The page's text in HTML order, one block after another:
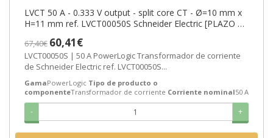
LVCT 50 A - 0.333 V output - split core CT - Ø=10 mm x
H=11 mm ref. LVCT00050S Schneider Electric [PLAZO 3-
67,40€ 60,41€
LVCT00050S | 50 A PowerLogic Transformador de corriente
de Schneider Electric ref. LVCT00050S...
GamaPowerLogic Tipo de producto o
componenteTransformador de corriente Corriente nominal50 A
- +